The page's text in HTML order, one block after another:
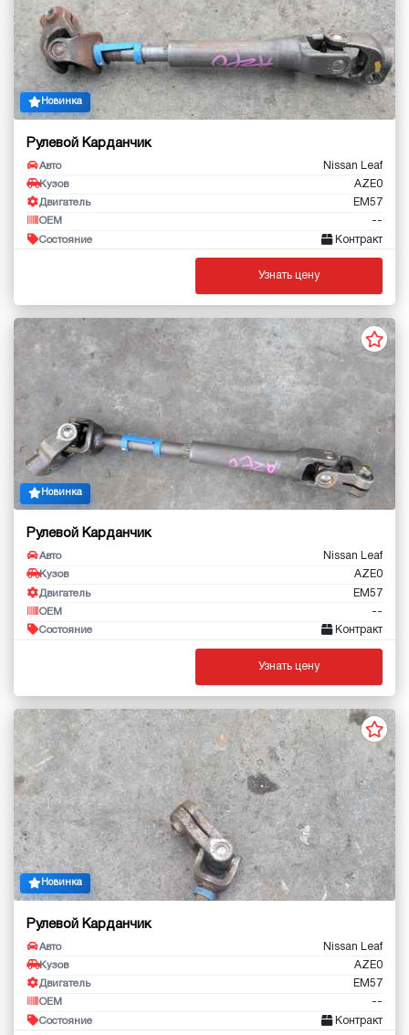
Новинка
Рулевой Карданчик
Авто Nissan Leaf
Кузов AZE0
Двигатель EM57
OEM --
Состояние Контракт
Узнать цену
Новинка
Рулевой Карданчик
Авто Nissan Leaf
Кузов AZE0
Двигатель EM57
OEM --
Состояние Контракт
Узнать цену
Новинка
Рулевой Карданчик
Авто Nissan Leaf
Кузов AZE0
Двигатель EM57
OEM --
Состояние Контракт